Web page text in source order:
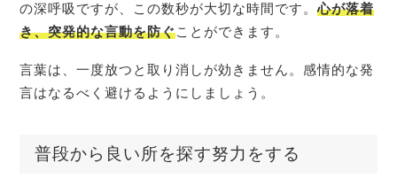
の深呼吸ですが、この数秒が大切な時間です。心が落着
き、突発的な言動を防ぐことができます。
言葉は、一度放つと取り消しが効きません。感情的な発
言はなるべく避けるようにしましょう。
普段から良い所を探す努力をする